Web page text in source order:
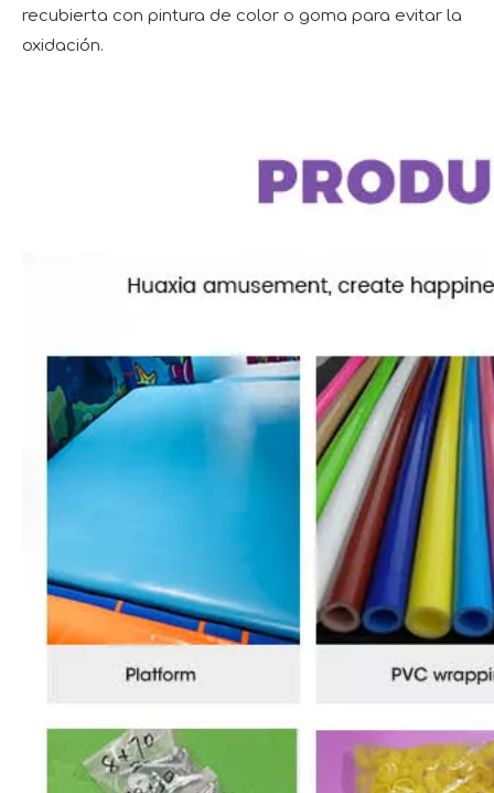
recubierta con pintura de color o goma para evitar la
oxidación.